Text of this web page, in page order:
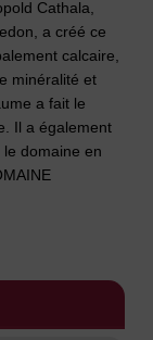
Cathala,
a créé ce
calcaire,
minéralité et
a fait le
Il a également
domaine en